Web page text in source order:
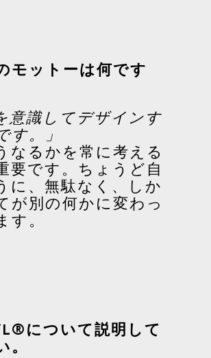
モットーは何です
意識してデザインす
す。」
なるかを常に考える
要です。ちょうど自
に、無駄なく、しか
が別の何かに変わっ
す。
について説明して
。